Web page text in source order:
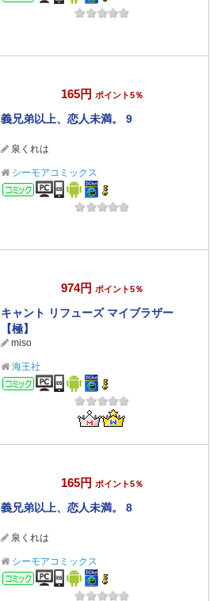
165円 ポイント5％
義兄弟以上、恋人未満。 9
泉くれは
シーモアコミックス
コミック
974円 ポイント5％
キャント リフューズ マイブラザー
【極】
miso
海王社
コミック
165円 ポイント5％
義兄弟以上、恋人未満。 8
泉くれは
シーモアコミックス
コミック